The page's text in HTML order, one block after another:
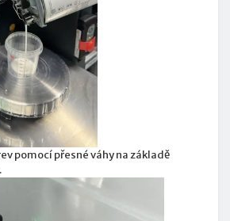
pomocí přesné váhy na základě